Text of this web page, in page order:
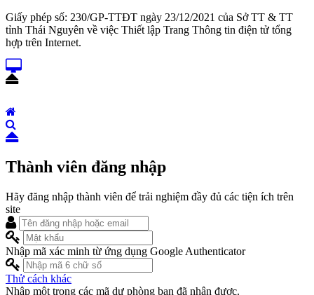
Giấy phép số: 230/GP-TTĐT ngày 23/12/2021 của Sở TT & TT
tỉnh Thái Nguyên về việc Thiết lập Trang Thông tin điện tử tổng
hợp trên Internet.
Thành viên đăng nhập
Hãy đăng nhập thành viên để trải nghiệm đầy đủ các tiện ích trên
site
Nhập mã xác minh từ ứng dụng Google Authenticator
Thử cách khác
Nhập một trong các mã dự phòng bạn đã nhận được.